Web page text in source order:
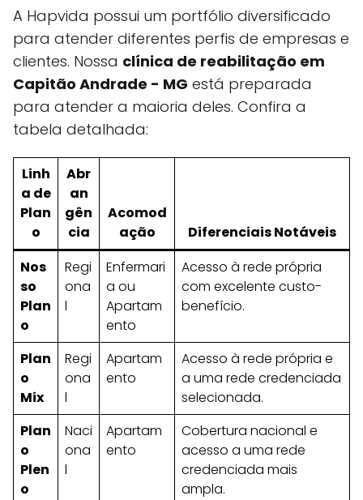
A Hapvida possui um portfólio diversificado
para atender diferentes perfis de empresas e
clientes. Nossa clínica de reabilitação em
Capitão Andrade - MG está preparada
para atender a maioria deles. Confira a
tabela detalhada:
Linh
a de
Plan
o
Abr
an
gên
cia
Acomod
ação
Diferenciais Notáveis
Nos
so
Plan
o
Regi
ona
l
Enfermari
a ou
Apartam
ento
Acesso à rede própria
com excelente custo-
benefício.
Plan
o
Mix
Regi
ona
l
Apartam
ento
Acesso à rede própria e
a uma rede credenciada
selecionada.
Plan
o
Plen
o
Naci
ona
l
Apartam
ento
Cobertura nacional e
acesso a uma rede
credenciada mais
ampla.